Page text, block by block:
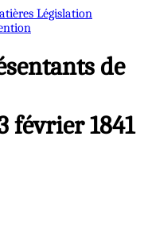
Législation
de
février 1841